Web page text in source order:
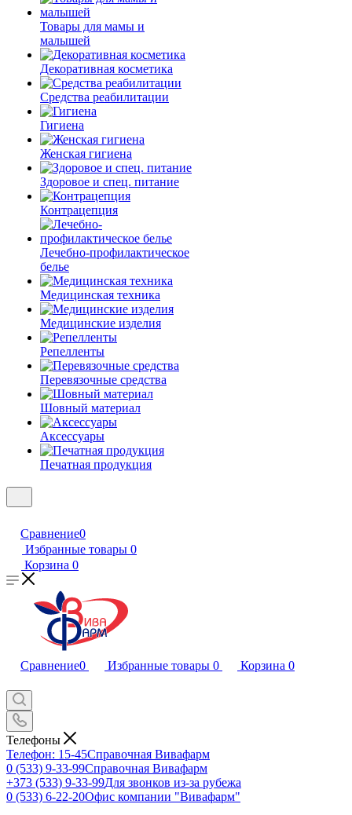
Товары для мамы и
малышей
Декоративная косметика
Средства реабилитации
Гигиена
Женская гигиена
Здоровое и спец. питание
Контрацепция
Лечебно-профилактическое
белье
Медицинская техника
Медицинские изделия
Репелленты
Перевязочные средства
Шовный материал
Аксессуары
Печатная продукция
Сравнение0
Избранные товары 0
Корзина 0
Сравнение0 Избранные товары 0 Корзина 0
Телефоны
Телефон: 15-45Справочная Вивафарм
0 (533) 9-33-99Справочная Вивафарм
+373 (533) 9-33-99Для звонков из-за рубежа
0 (533) 6-22-20Офис компании "Вивафарм"